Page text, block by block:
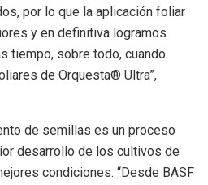
por lo que la aplicación foliar
y en definitiva logramos
tiempo, sobre todo, cuando
de Orquesta® Ultra”,
de semillas es un proceso
desarrollo de los cultivos de
condiciones. “Desde BASF